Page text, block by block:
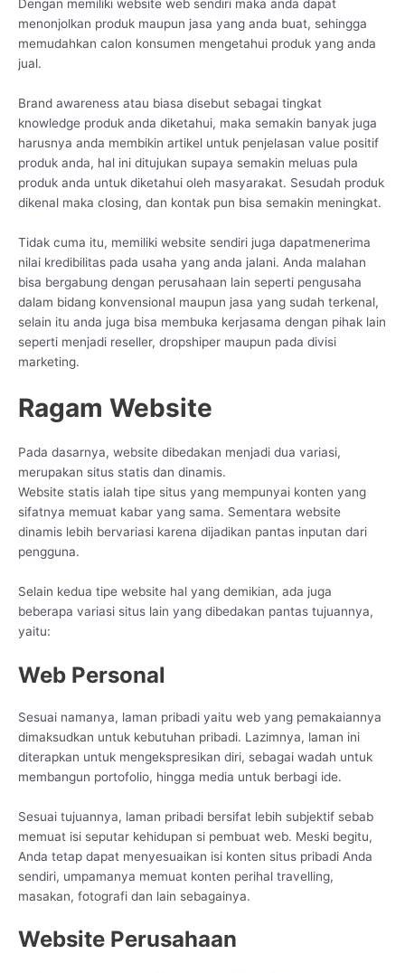
Dengan memiliki website web sendiri maka anda dapat
menonjolkan produk maupun jasa yang anda buat, sehingga
memudahkan calon konsumen mengetahui produk yang anda
jual.
Brand awareness atau biasa disebut sebagai tingkat
knowledge produk anda diketahui, maka semakin banyak juga
harusnya anda membikin artikel untuk penjelasan value positif
produk anda, hal ini ditujukan supaya semakin meluas pula
produk anda untuk diketahui oleh masyarakat. Sesudah produk
dikenal maka closing, dan kontak pun bisa semakin meningkat.
Tidak cuma itu, memiliki website sendiri juga dapatmenerima
nilai kredibilitas pada usaha yang anda jalani. Anda malahan
bisa bergabung dengan perusahaan lain seperti pengusaha
dalam bidang konvensional maupun jasa yang sudah terkenal,
selain itu anda juga bisa membuka kerjasama dengan pihak lain
seperti menjadi reseller, dropshiper maupun pada divisi
marketing.
Ragam Website
Pada dasarnya, website dibedakan menjadi dua variasi,
merupakan situs statis dan dinamis.
Website statis ialah tipe situs yang mempunyai konten yang
sifatnya memuat kabar yang sama. Sementara website
dinamis lebih bervariasi karena dijadikan pantas inputan dari
pengguna.
Selain kedua tipe website hal yang demikian, ada juga
beberapa variasi situs lain yang dibedakan pantas tujuannya,
yaitu:
Web Personal
Sesuai namanya, laman pribadi yaitu web yang pemakaiannya
dimaksudkan untuk kebutuhan pribadi. Lazimnya, laman ini
diterapkan untuk mengekspresikan diri, sebagai wadah untuk
membangun portofolio, hingga media untuk berbagi ide.
Sesuai tujuannya, laman pribadi bersifat lebih subjektif sebab
memuat isi seputar kehidupan si pembuat web. Meski begitu,
Anda tetap dapat menyesuaikan isi konten situs pribadi Anda
sendiri, umpamanya memuat konten perihal travelling,
masakan, fotografi dan lain sebagainya.
Website Perusahaan